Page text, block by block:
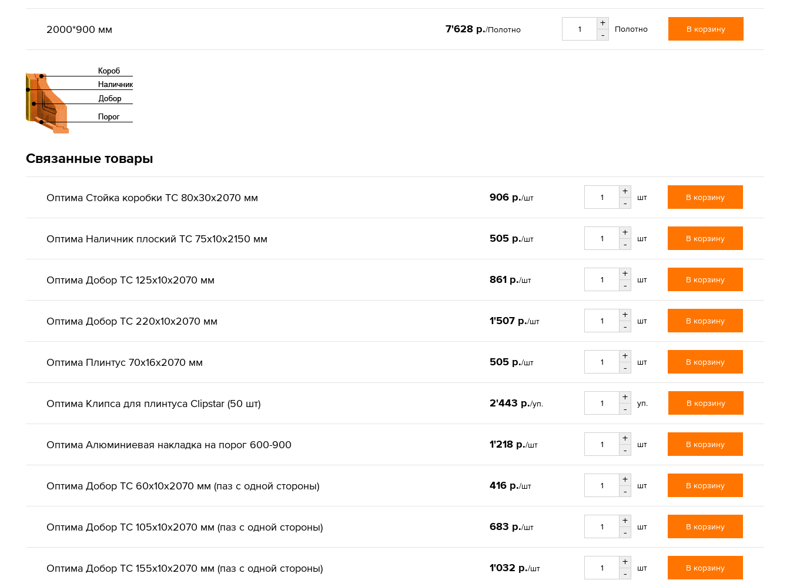
2000*900 мм 7'628 р./Полотно
+
-
Полотно В корзину
Связанные товары
Оптима Стойка коробки ТС 80х30х2070 мм 906 р./шт
+
-
шт В корзину
Оптима Наличник плоский ТС 75х10х2150 мм 505 р./шт
+
-
шт В корзину
Оптима Добор ТС 125х10х2070 мм 861 р./шт
+
-
шт В корзину
Оптима Добор ТС 220х10х2070 мм 1'507 р./шт
+
-
шт В корзину
Оптима Плинтус 70х16х2070 мм 505 р./шт
+
-
шт В корзину
Оптима Клипса для плинтуса Clipstar (50 шт) 2'443 р./уп.
+
-
уп. В корзину
Оптима Алюминиевая накладка на порог 600-900 1'218 р./шт
+
-
шт В корзину
Оптима Добор ТС 60х10х2070 мм (паз с одной стороны) 416 р./шт
+
-
шт В корзину
Оптима Добор ТС 105х10х2070 мм (паз с одной стороны) 683 р./шт
+
-
шт В корзину
Оптима Добор ТС 155х10х2070 мм (паз с одной стороны) 1'032 р./шт
+
-
шт В корзину